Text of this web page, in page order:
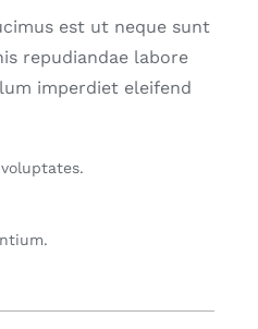
est ut neque sunt
repudiandae labore
imperdiet eleifend